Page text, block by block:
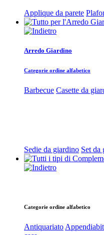
Applique da parete
Arredo Giardino
Categorie ordine alfabetico
Barbecue Casette da
Sedie da giardino Set da
Categorie ordine alfabetico
Antiquariato